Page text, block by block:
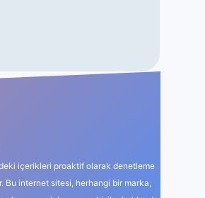
içerikleri proaktif olarak denetleme
Bu internet sitesi, herhangi bir marka,